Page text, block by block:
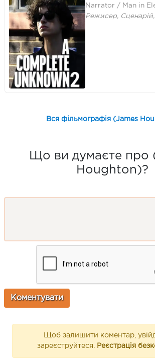
Narrator / Man in
Режисер,
Вся фільмографія (James
Що ви думаєте про
Houghton)?
Щоб залишити коментар,
зареєструйтеся. Реєстрація